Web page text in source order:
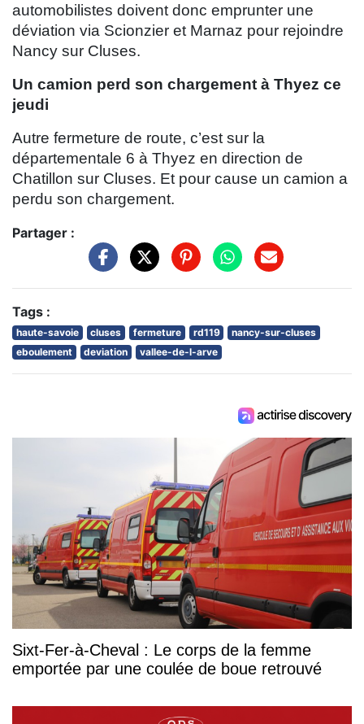
automobilistes doivent donc emprunter une
déviation via Scionzier et Marnaz pour rejoindre
Nancy sur Cluses.
Un camion perd son chargement à Thyez ce
jeudi
Autre fermeture de route, c’est sur la
départementale 6 à Thyez en direction de
Chatillon sur Cluses. Et pour cause un camion a
perdu son chargement.
Partager :
Tags :
haute-savoie cluses fermeture rd119
nancy-sur-cluses
eboulement
deviation vallee-de-l-arve
Sixt-Fer-à-Cheval : Le corps de la femme
emportée par une coulée de boue retrouvé